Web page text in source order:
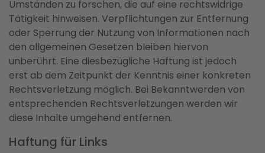
Umständen zu forschen, die auf eine rechtswidrige
Tätigkeit hinweisen. Verpflichtungen zur Entfernung
oder Sperrung der Nutzung von Informationen nach
den allgemeinen Gesetzen bleiben hiervon
unberührt. Eine diesbezügliche Haftung ist jedoch
erst ab dem Zeitpunkt der Kenntnis einer konkreten
Rechtsverletzung möglich. Bei Bekanntwerden von
entsprechenden Rechtsverletzungen werden wir
diese Inhalte umgehend entfernen.
Haftung für Links